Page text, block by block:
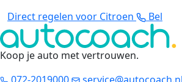
Direct regelen voor Citroen
Bel
Koop je auto met vertrouwen.